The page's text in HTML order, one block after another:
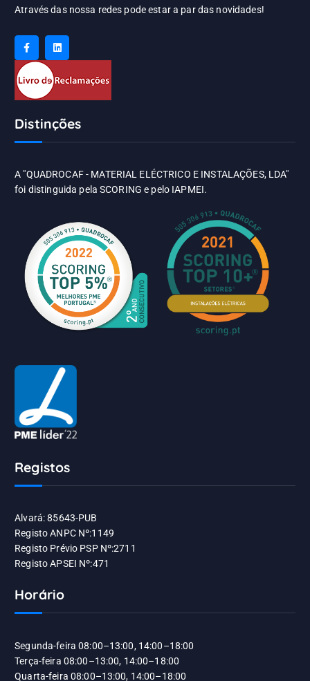
Através das nossa redes pode estar a par das novidades!
Distinções
A "QUADROCAF - MATERIAL ELÉCTRICO E INSTALAÇÕES, LDA"
foi distinguida pela SCORING e pelo IAPMEI.
Registos
Alvará: 85643-PUB
Registo ANPC Nº:1149
Registo Prévio PSP Nº:2711
Registo APSEI Nº:471
Horário
Segunda-feira 08:00–13:00, 14:00–18:00
Terça-feira 08:00–13:00, 14:00–18:00
Quarta-feira 08:00–13:00, 14:00–18:00